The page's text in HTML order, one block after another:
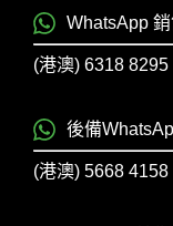
WhatsApp
(港澳) 6318 8295
後備
(港澳) 5668 4158